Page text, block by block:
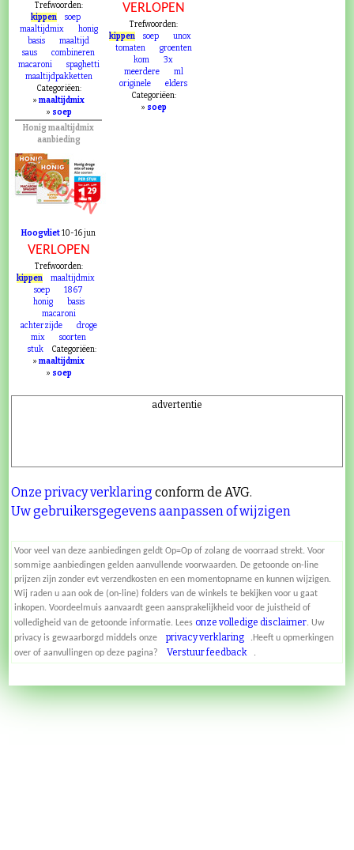
Trefwoorden:
kippen
soep
maaltijdmix
honig
basis
maaltijd
saus
combineren
macaroni
spaghetti
maaltijdpakketten
Categoriëen:
»maaltijdmix
» soep
VERLOPEN
Trefwoorden:
kippen
soep
unox
tomaten
groenten
kom
3x
meerdere
ml
originele
elders
Categoriëen:
» soep
Honig maaltijdmix
aanbieding
VERLOPEN
Hoogvliet10-16 jun
VERLOPEN
Trefwoorden:
kippen
maaltijdmix
soep
1867
honig
basis
macaroni
achterzijde
droge
mix
soorten
stuk
Categoriëen:
»maaltijdmix
» soep
advertentie
Onze privacy verklaring conform de AVG.
Uw gebruikersgegevens aanpassen of wijzigen
Voor veel van deze aanbiedingen geldt Op=Op of zolang de voorraad strekt. Voor
sommige aanbiedingen gelden aanvullende voorwaarden. De getoonde on-line
prijzen zijn zonder evt verzendkosten en een momentopname en kunnen wijzigen.
Wij raden u aan ook de (on-line) folders van de winkels te bekijken voor u gaat
inkopen. Voordeelmuis aanvaardt geen aansprakelijkheid voor de juistheid of
volledigheid van de getoonde informatie. Lees onze volledige disclaimer. Uw
privacy is gewaarborgd middels onze
privacy verklaring
.Heeft u opmerkingen
over of aanvullingen op deze pagina?
Verstuur feedback .